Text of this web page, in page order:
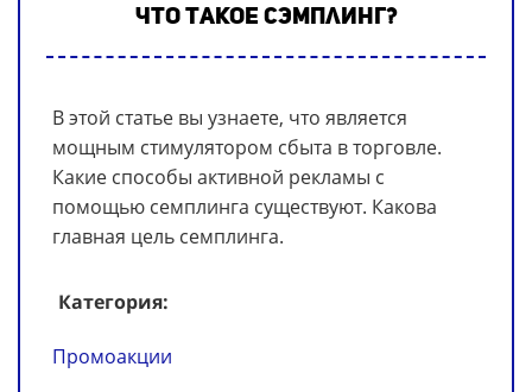
Что такое сэмплинг?
В этой статье вы узнаете, что является
мощным стимулятором сбыта в торговле.
Какие способы активной рекламы с
помощью семплинга существуют. Какова
главная цель семплинга.
Категория:
Промоакции